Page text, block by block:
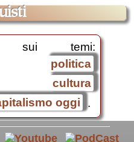
temi:
politica
cultura
oggi